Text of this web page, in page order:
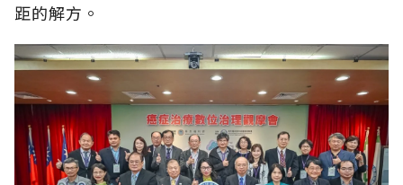
距的解方。